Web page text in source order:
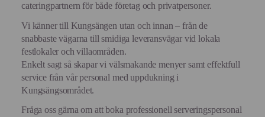
cateringpartnern för både företag och privatpersoner.
Vi känner till Kungsängen utan och innan – från de
snabbaste vägarna till smidiga leveransvägar vid lokala
festlokaler och villaområden.
Enkelt sagt så skapar vi välsmakande menyer samt effektfull
service från vår personal med uppdukning i
Kungsängsområdet.
Fråga oss gärna om att boka professionell serveringspersonal